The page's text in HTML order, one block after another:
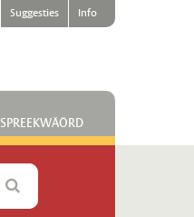
Suggesties Info
SPREEKWÄÖRD